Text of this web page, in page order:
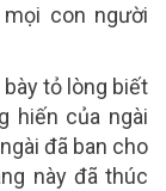
con người
tỏ lòng biết
hiến của ngài
đã ban cho
này đã thúc